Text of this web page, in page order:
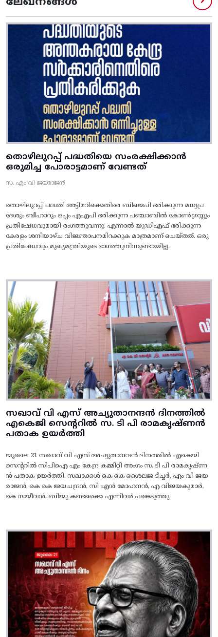
തൊഴിലുറപ്പ് പദ്ധതിയെ സംരക്ഷിക്കാൻ
ഒരുമിച്ച പോരാട്ടമാണ് വേണ്ടത്
സ. എം വി ജയരാജൻ
തൊഴിലുറപ്പ് പദ്ധതി അട്ടിമറിക്കെതിരെ ബിജെപി ഭരിക്കുന്ന മധ്യപ്ര
ദേശും ബീഹാറും ഒപ്പം എഎപി ഭരിക്കുന്ന പഞ്ചാബിൽ കോൺഗ്രസ്സും
പ്രതിഷേധവുമായി രംഗത്തുവന്നു. എന്നാൽ യുഡിഎഫ് ഭരിക്കുന്ന
കേരളം ശനിയാഴ്ച വിജ്ഞാപനമിറക്കുക മാത്രമാണ് ചെയ്തത്. ഒരു
പ്രതിഷേധവും മുഖ്യമന്ത്രിയുടെ ഭാഗത്തുനിന്നുണ്ടായില്ല.
സഖാവ് വി എസ് അച്യുതാനന്ദൻ ദിനത്തിൽ
എകെജി സെന്ററിൽ സ. ടി പി രാമകൃഷ്‌ണൻ
പതാക ഉയർത്തി
ജൂലൈ 21 സഖാവ് വി എസ് അച്യുതാനന്ദൻ ദിനത്തിൽ എകെജി
സെന്ററിൽ സിപിഐ എം കേന്ദ്ര കമ്മിറ്റി അംഗം സ. ടി പി രാമകൃഷ്‌ണ
ൻ പതാക ഉയർത്തി. സഖാക്കൾ കെ കെ ശൈലജ ടീച്ചർ, എം വി ജയ
രാജൻ, കെ കെ ജയചന്ദ്രൻ, സി എൻ മോഹനൻ, എ വിജയകുമാർ,
കെ സജീവൻ, ബിജു കണ്ടക്കൈ എന്നിവർ പങ്കെടുത്തു